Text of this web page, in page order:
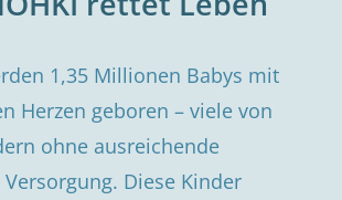
1,35 Millionen Babys mit
Herzen geboren – viele von
ohne ausreichende
Diese Kinder